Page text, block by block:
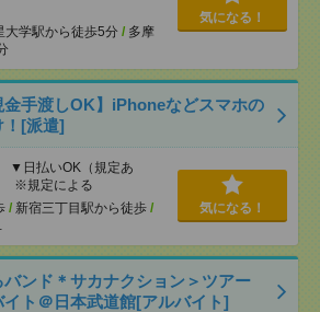
大学駅から徒歩5分 / 多摩
気になる！
金手渡しOK】iPhoneなどスマホの
！[派遣]
▼日払いOK（規定あ
※規定による
/ 新宿三丁目駅から徒歩 /
気になる！
バンド＊サカナクション＞ツアー
ト＠日本武道館[アルバイト]